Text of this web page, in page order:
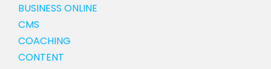
BUSINESS ONLINE
CMS
COACHING
CONTENT